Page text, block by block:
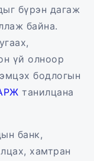
бүрэн дагаж
байна.
үй олноор
бодлогын
танилцана
банк,
хамтран